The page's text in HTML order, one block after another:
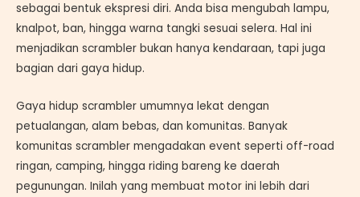
sebagai bentuk ekspresi diri. Anda bisa mengubah lampu,
knalpot, ban, hingga warna tangki sesuai selera. Hal ini
menjadikan scrambler bukan hanya kendaraan, tapi juga
bagian dari gaya hidup.
Gaya hidup scrambler umumnya lekat dengan
petualangan, alam bebas, dan komunitas. Banyak
komunitas scrambler mengadakan event seperti off-road
ringan, camping, hingga riding bareng ke daerah
pegunungan. Inilah yang membuat motor ini lebih dari